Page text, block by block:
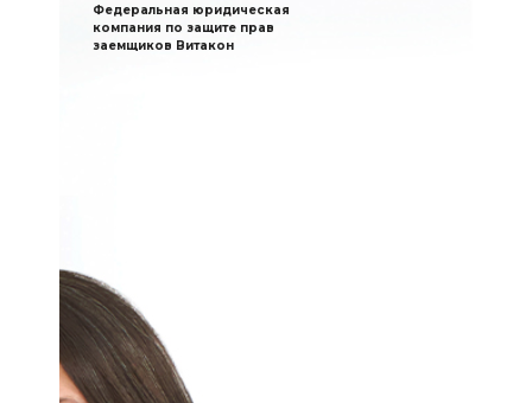
Федеральная юридическая
компания по защите прав
заемщиков Витакон